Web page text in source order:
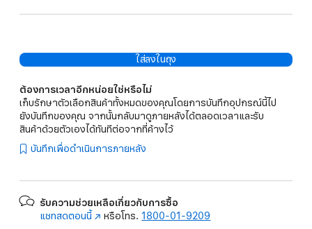
ใส่ลงในถุง
ต้องการเวลาอีกหน่อยใช่หรือไม่
เก็บรักษาตัวเลือกสินค้าทั้งหมดของคุณโดยการบันทึกอุปกรณ์นี้ไป
ยังบันทึกของคุณ จากนั้นกลับมาดูภายหลังได้ตลอดเวลาและรับ
สินค้าด้วยตัวเองได้ทันทีต่อจากที่ค้างไว้
บันทึกเพื่อดำเนินการภายหลัง
รับความช่วยเหลือเกี่ยวกับการซื้อ
แชทสดตอนนี้(เปิดหรือโทร. 1800-01-9209